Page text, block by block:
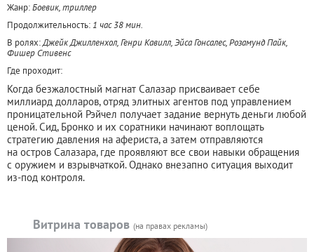
Жанр:Боевик, триллер
Продолжительность: 1 час 38 мин.
В ролях:Джейк Джилленхол, Генри Кавилл, Эйса Гонсалес, Розамунд Пайк,
Фишер Стивенс
Где проходит:
Когда безжалостный магнат Салазар присваивает себе
миллиард долларов, отряд элитных агентов под управлением
проницательной Рэйчел получает задание вернуть деньги любой
ценой. Сид, Бронко и их соратники начинают воплощать
стратегию давления на афериста, а затем отправляются
на остров Салазара, где проявляют все свои навыки обращения
с оружием и взрывчаткой. Однако внезапно ситуация выходит
из-под контроля.
Витрина товаров (на правах рекламы)